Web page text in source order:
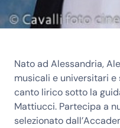
Nato ad Alessandria,
musicali e universitari
canto lirico sotto la
Mattiucci. Partecipa a
selezionato